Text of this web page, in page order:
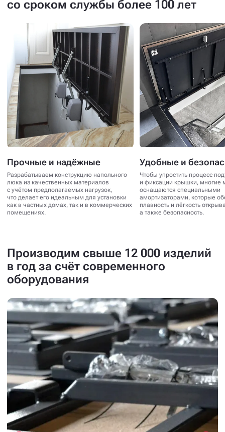
со сроком службы более 100 лет
Прочные и надёжные
Разрабатываем конструкцию напольного
люка из качественных материалов
с учётом предполагаемых нагрузок,
что делает его идеальным для установки
как в частных домах, так и в коммерческих
помещениях.
Удобные и
Чтобы упростить процесс
и фиксации крышки, многие
оснащаются специальными
амортизаторами, которые
плавность и лёгкость
а также безопасность.
Производим свыше 12 000 изделий
в год за счёт современного
оборудования